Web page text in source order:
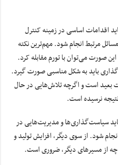
اقدامات اساسی در زمینه کنترل
مرتبط انجام شود. مهم‌ترین نکته
این صورت می‌توان با تورم مقابله کرد.
باید به شکل مناسبی صورت گیرد.
بعید است و اگرچه تلاش‌هایی در حال
نرسیده است.
سیاست‌گذاری‌ها و مدیریت‌هایی در
شود. از سوی دیگر، افزایش تولید و
چه از مسیرهای دیگر، ضروری است.